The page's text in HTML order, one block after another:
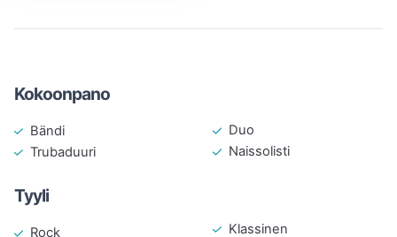
Kokoonpano
Bändi
Trubaduuri
Duo
Naissolisti
Tyyli
Rock
Klassinen